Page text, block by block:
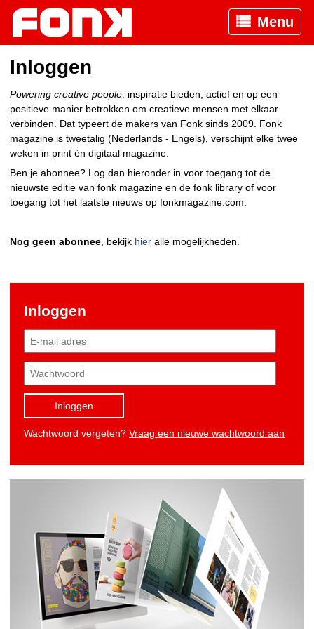
Menu
Inloggen
Powering creative people: inspiratie bieden, actief en op een
positieve manier betrokken om creatieve mensen met elkaar
verbinden. Dat typeert de makers van Fonk sinds 2009. Fonk
magazine is tweetalig (Nederlands - Engels), verschijnt elke twee
weken in print èn digitaal magazine.
Ben je abonnee? Log dan hieronder in voor toegang tot de
nieuwste editie van fonk magazine en de fonk library of voor
toegang tot het laatste nieuws op fonkmagazine.com.
Nog geen abonnee , bekijk hier alle mogelijkheden.
Inloggen
Inloggen
Wachtwoord vergeten? Vraag een nieuwe wachtwoord aan